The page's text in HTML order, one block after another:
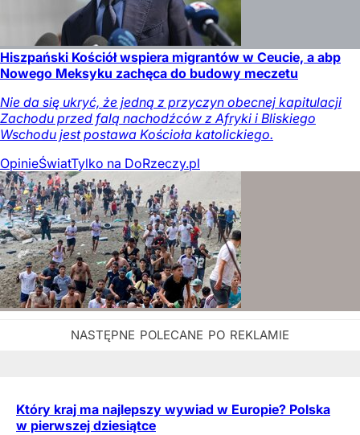
Hiszpański Kościół wspiera migrantów w Ceucie, a abp
Nowego Meksyku zachęca do budowy meczetu
Nie da się ukryć, że jedną z przyczyn obecnej kapitulacji
Zachodu przed falą nachodźców z Afryki i Bliskiego
Wschodu jest postawa Kościoła katolickiego.
OpinieŚwiatTylko na DoRzeczy.pl
Który kraj ma najlepszy wywiad w Europie? Polska
w pierwszej dziesiątce